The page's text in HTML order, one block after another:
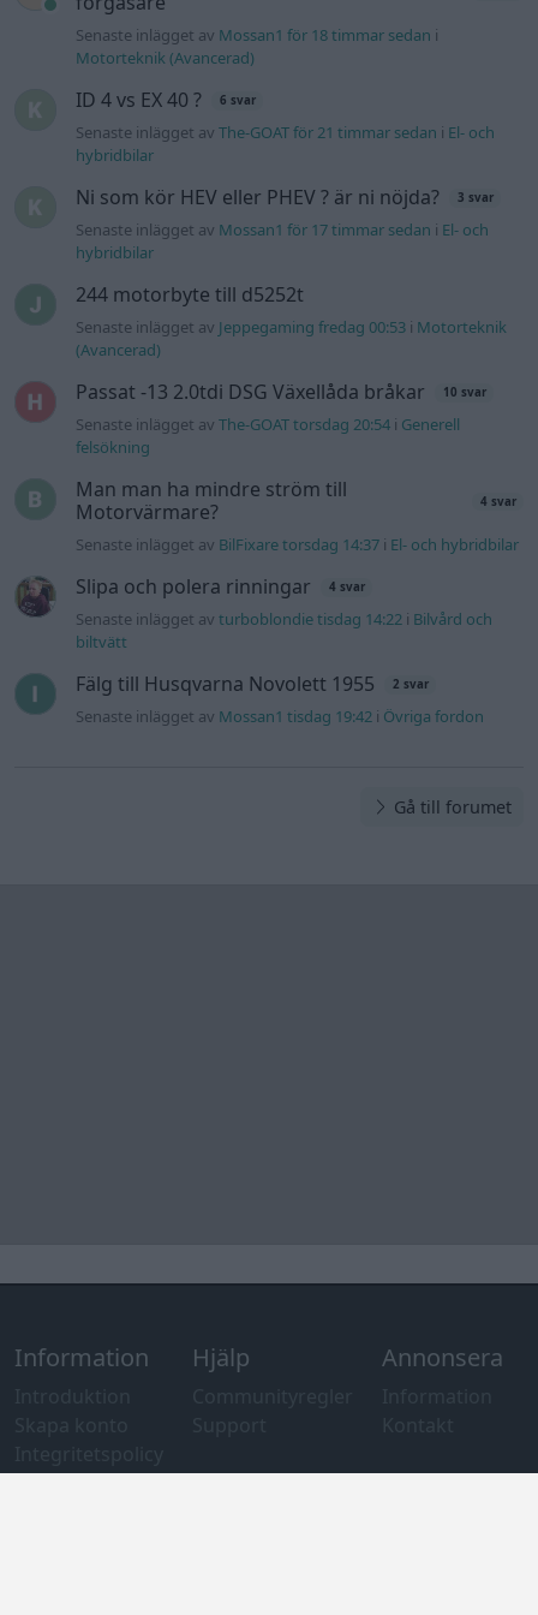
Senaste inlägget av Mossan1 för 18 timmar sedan i
Motorteknik (Avancerad)
ID 4 vs EX 40 ? 6 svar
Senaste inlägget avThe-GOAT för 21 timmar sedan i El- och
hybridbilar
Ni som kör HEV eller PHEV ? är ni nöjda? 3 svar
Senaste inlägget av Mossan1 för 17 timmar sedan i El- och
hybridbilar
244 motorbyte till d5252t
Senaste inlägget av Jeppegaming fredag 00:53 i Motorteknik
(Avancerad)
Passat -13 2.0tdi DSG Växellåda bråkar 10 svar
Senaste inlägget avThe-GOAT torsdag 20:54 i Generell
felsökning
Man man ha mindre ström till
Motorvärmare?
4 svar
Senaste inlägget av BilFixare torsdag 14:37 i El- och hybridbilar
Slipa och polera rinningar 4 svar
Senaste inlägget avturboblondie tisdag 14:22 i Bilvård och
biltvätt
Fälg till Husqvarna Novolett 1955 2 svar
Senaste inlägget av Mossan1 tisdag 19:42 i Övriga fordon
Gå till forumet
Information Hjälp Annonsera